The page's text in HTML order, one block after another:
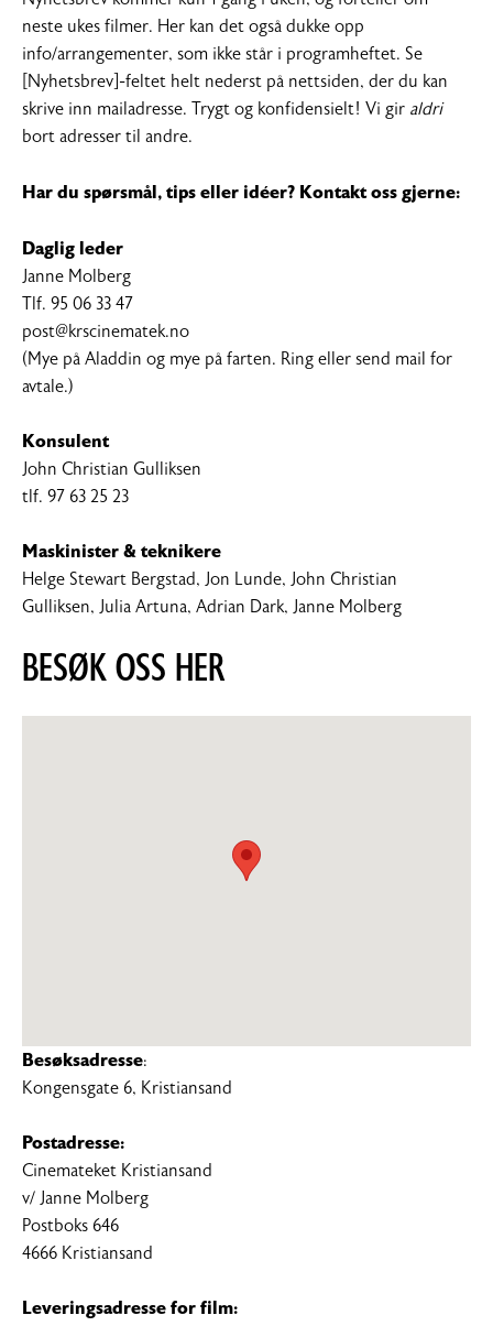
neste ukes filmer. Her kan det også dukke opp
info/arrangementer, som ikke står i programheftet. Se
[Nyhetsbrev]-feltet helt nederst på nettsiden, der du kan
skrive inn mailadresse. Trygt og konfidensielt! Vi gir aldri
bort adresser til andre.
Har du spørsmål, tips eller idéer? Kontakt oss gjerne:
Daglig leder
Janne Molberg
Tlf. 95 06 33 47
post@krscinematek.no
(Mye på Aladdin og mye på farten. Ring eller send mail for
avtale.)
Konsulent
John Christian Gulliksen
tlf. 97 63 25 23
Maskinister & teknikere
Helge Stewart Bergstad, Jon Lunde, John Christian
Gulliksen, Julia Artuna, Adrian Dark, Janne Molberg
BESØK OSS HER
Besøksadresse:
Kongensgate 6, Kristiansand
Postadresse:
Cinemateket Kristiansand
v/ Janne Molberg
Postboks 646
4666 Kristiansand
Leveringsadresse for film: